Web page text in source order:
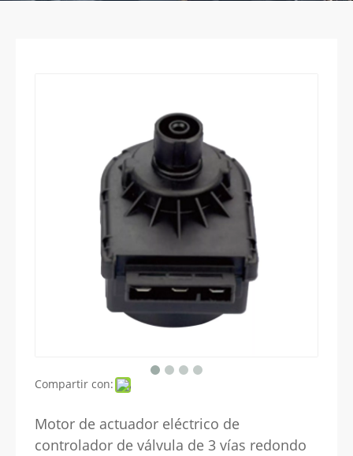
Compartir con:
Motor de actuador eléctrico de
controlador de válvula de 3 vías redondo